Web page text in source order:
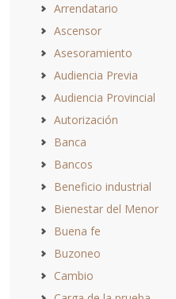
Arrendatario
Ascensor
Asesoramiento
Audiencia Previa
Audiencia Provincial
Autorización
Banca
Bancos
Beneficio industrial
Bienestar del Menor
Buena fe
Buzoneo
Cambio